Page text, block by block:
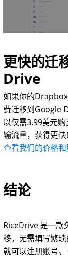
更快的迁
Drive
如果你的
费迁移到Google
以仅需3.99美元
输流量，获得更快
查看我们的价格
结论
RiceDrive 是一款
移，无需填写繁
就可以注册账号